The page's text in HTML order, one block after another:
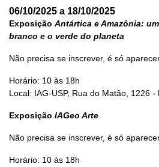
06/10/2025 a 18/10/2025
Exposição Antártica e Amazônia:
branco e o verde do planeta
Não precisa se inscrever, é só
Horário: 10 às 18h
Local: IAG-USP, Rua do Matão, 1226 -
Exposição IAGeo Arte
Não precisa se inscrever, é só
Horário: 10 às 18h